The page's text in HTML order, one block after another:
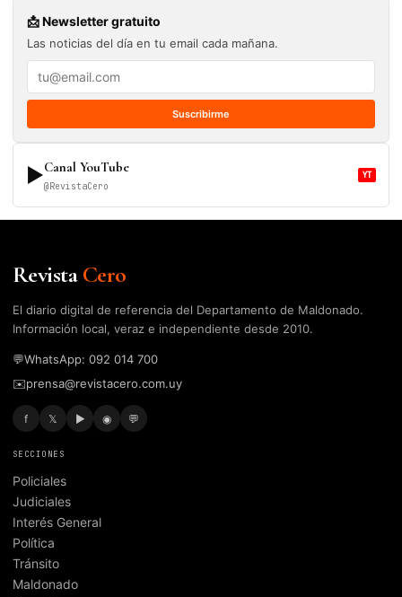
📩 Newsletter gratuito
Las noticias del día en tu email cada mañana.
Suscribirme
▶Canal YouTube
@RevistaCero
YT
RevistaCero
El diario digital de referencia del Departamento de Maldonado.
Información local, veraz e independiente desde 2010.
💬WhatsApp: 092 014 700
✉️prensa@revistacero.com.uy
f 𝕏 ▶ ◉ 💬
SECCIONES
Policiales
Judiciales
Interés General
Política
Tránsito
Maldonado